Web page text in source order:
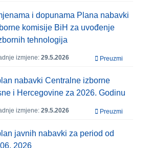
i dopunama Plana nabavki
komisije BiH za uvođenje
tehnologija
izmjene: 29.5.2026 Preuzmi
nabavki Centralne izborne
i Hercegovine za 2026. Godinu
izmjene: 29.5.2026 Preuzmi
javnih nabavki za period od
2026